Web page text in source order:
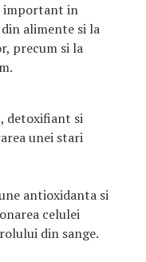
important in
alimente si la
precum si la
detoxifiant si
unei stari
antioxidanta si
celulei
din sange.